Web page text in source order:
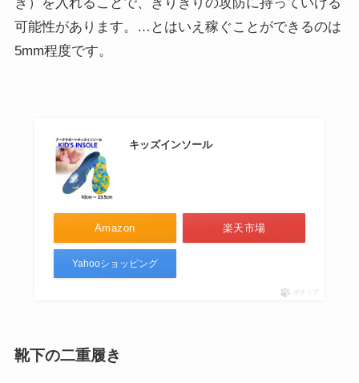
き）を入れることで、ぎりぎりの攻防に持っていける
可能性があります。…とはいえ稼ぐことができるのは
5mm程度です。
キッズインソール
Amazon 楽天市場
Yahooショッピング
ポチップ
靴下の二重履き